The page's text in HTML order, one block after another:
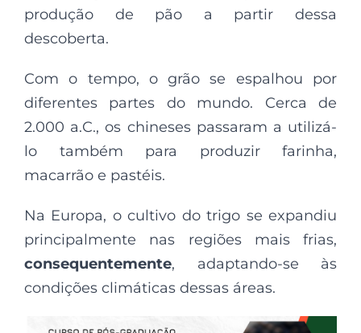
produção de pão a partir dessa
descoberta.
Com o tempo, o grão se espalhou por
diferentes partes do mundo. Cerca de
2.000 a.C., os chineses passaram a utilizá-
lo também para produzir farinha,
macarrão e pastéis.
Na Europa, o cultivo do trigo se expandiu
principalmente nas regiões mais frias,
consequentemente, adaptando-se às
condições climáticas dessas áreas.